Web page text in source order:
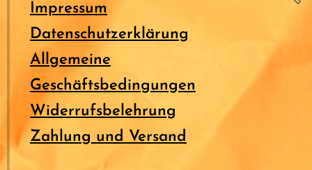
Impressum
Datenschutzerklärung
Allgemeine
Geschäftsbedingungen
Widerrufsbelehrung
Zahlung und Versand